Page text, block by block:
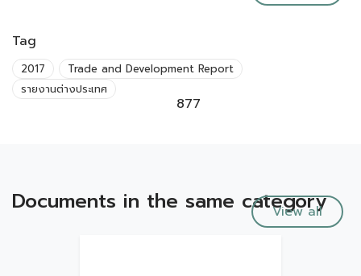
Tag
2017
Trade and Development Report
รายงานต่างประเทศ
877
Documents in the same category
View all